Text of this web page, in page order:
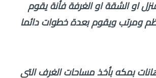
او الشقة او الغرفة فأنة يقوم
ومرتب ويقوم بعدة خطوات دائما
بمكه بأخذ مساحات الغرف التى